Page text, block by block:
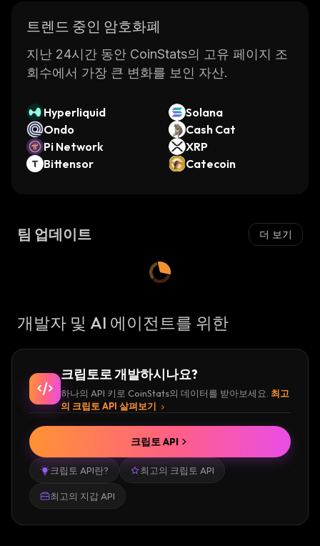
트렌드 중인 암호화폐
지난 24시간 동안 CoinStats의 고유 페이지 조
회수에서 가장 큰 변화를 보인 자산.
Hyperliquid
Solana
Ondo
Cash Cat
Pi Network
XRP
Bittensor
Catecoin
팀 업데이트 더 보기
개발자 및 AI 에이전트를 위한
크립토로 개발하시나요?
하나의 API 키로 CoinStats의 데이터를 받아보세요. 최고
의 크립토 API 살펴보기
크립토 API란? 최고의 크립토 API
최고의 지갑 API
크립토 API